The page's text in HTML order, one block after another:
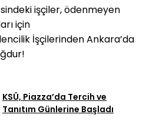
İşçilerinden Ankara’da
KSÜ, Piazza’da Tercih ve
Tanıtım Günlerine Başladı